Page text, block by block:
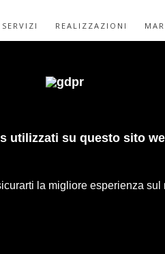
SERVIZI REALIZZAZIONI
ITALIA, DE PADOVA,
E TESSUTI MISSONI,
GROPPI OLUCE.